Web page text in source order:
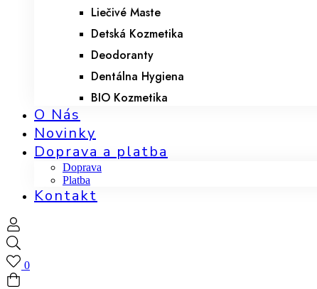
Liečivé Maste
Detská Kozmetika
Deodoranty
Dentálna Hygiena
BIO Kozmetika
O Nás
Novinky
Doprava a platba
Doprava
Platba
Kontakt
0